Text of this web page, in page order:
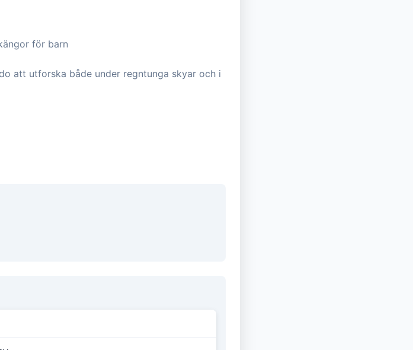
för barn
att utforska både under regntunga skyar och i